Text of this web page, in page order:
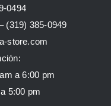
0494
(319) 385-0949
store.com
a 6:00 pm
5:00 pm